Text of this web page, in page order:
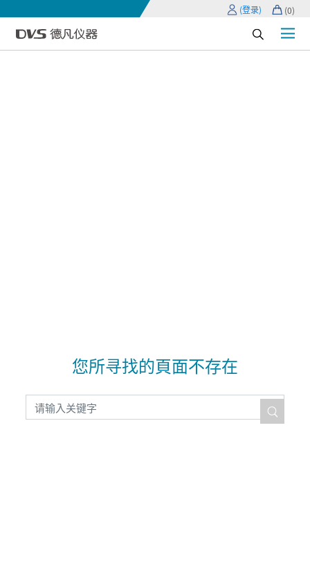
(登录) (0)
您所寻找的頁面不存在